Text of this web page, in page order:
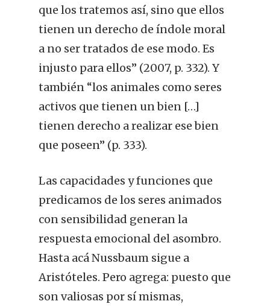
que los tratemos así, sino que ellos
tienen un derecho de índole moral
a no ser tratados de ese modo. Es
injusto para ellos” (2007, p. 332). Y
también “los animales como seres
activos que tienen un bien […]
tienen derecho a realizar ese bien
que poseen” (p. 333).
Las capacidades y funciones que
predicamos de los seres animados
con sensibilidad generan la
respuesta emocional del asombro.
Hasta acá Nussbaum sigue a
Aristóteles. Pero agrega: puesto que
son valiosas por sí mismas,